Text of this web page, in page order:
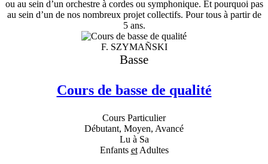
ou au sein d’un orchestre à cordes ou symphonique. Et pourquoi pas
au sein d’un de nos nombreux projet collectifs. Pour tous à partir de
5 ans.
F. SZYMAÑSKI
Basse
Cours de basse de qualité
Cours Particulier
Débutant, Moyen, Avancé
Lu à Sa
Enfants etAdultes